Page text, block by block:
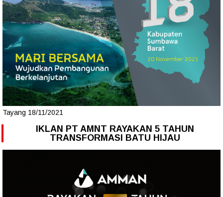
Tayang 18/11/2021
IKLAN PT AMNT RAYAKAN 5 TAHUN
TRANSFORMASI BATU HIJAU